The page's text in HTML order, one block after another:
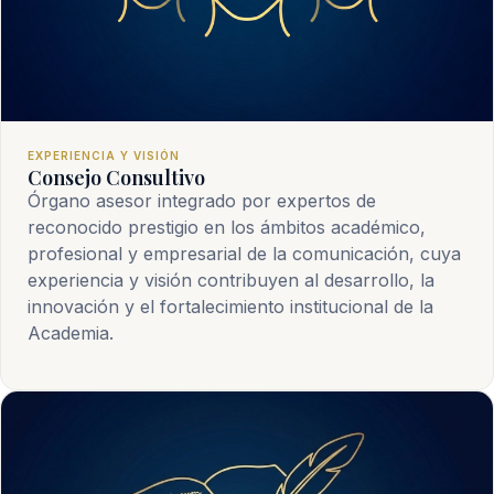
EXPERIENCIA Y VISIÓN
Consejo Consultivo
Órgano asesor integrado por expertos de
reconocido prestigio en los ámbitos académico,
profesional y empresarial de la comunicación, cuya
experiencia y visión contribuyen al desarrollo, la
innovación y el fortalecimiento institucional de la
Academia.